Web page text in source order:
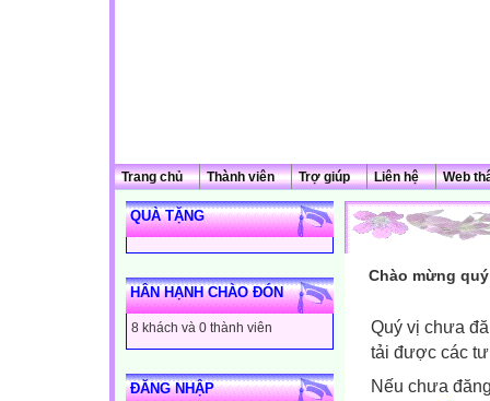
Trang chủ Thành viên Trợ giúp Liên hệ Web
QUÀ TẶNG
HÂN HẠNH CHÀO ĐÓN
8 khách và 0 thành viên
ĐĂNG NHẬP
Chào mừng
Quý vị chưa
tải được các
Nếu chưa